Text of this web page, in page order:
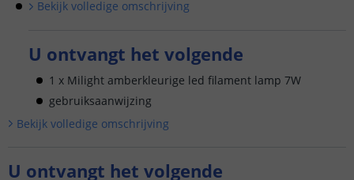
Bekijk volledige omschrijving
U ontvangt het volgende
1 x Milight amberkleurige led filament lamp 7W
gebruiksaanwijzing
Bekijk volledige omschrijving
U ontvangt het volgende